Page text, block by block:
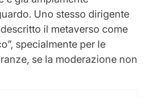
Uno stesso dirigente
il metaverso come
specialmente per le
se la moderazione non